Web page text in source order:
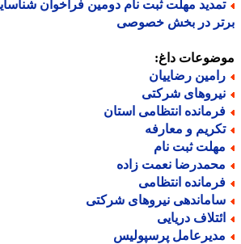
مهلت ثبت نام دومین فراخوان شناسایی
در بخش خصوصی
داغ:
رضاییان
شرکتی
انتظامی استان
و معارفه
ثبت نام
نعمت زاده
انتظامی
نیروهای شرکتی
دریایی
پرسپولیس